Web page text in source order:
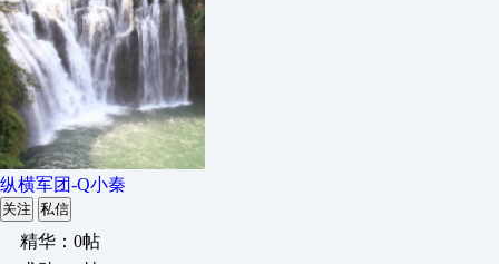
纵横军团-Q小秦
关注 私信
精华：0帖